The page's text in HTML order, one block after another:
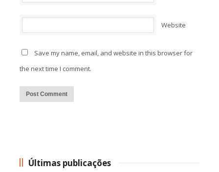
Website
Save my name, email, and website in this browser for
the next time I comment.
Últimas publicações